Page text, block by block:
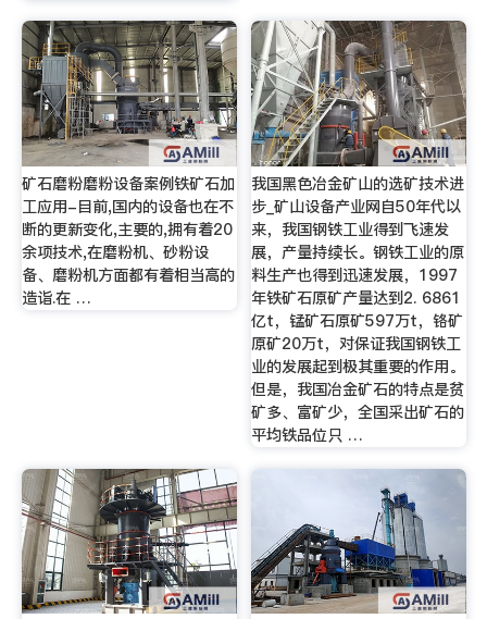
矿石磨粉磨粉设备案例铁矿石加
工应用-目前,国内的设备也在不
断的更新变化,主要的,拥有着20
余项技术,在磨粉机、砂粉设
备、磨粉机方面都有着相当高的
造诣.在 …
我国黑色冶金矿山的选矿技术进
步_矿山设备产业网自50年代以
来，我国钢铁工业得到飞速发
展，产量持续长。钢铁工业的原
料生产也得到迅速发展，1997
年铁矿石原矿产量达到2. 6861
亿t，锰矿石原矿597万t，铬矿
原矿20万t，对保证我国钢铁工
业的发展起到极其重要的作用。
但是，我国冶金矿石的特点是贫
矿多、富矿少，全国采出矿石的
平均铁品位只 …